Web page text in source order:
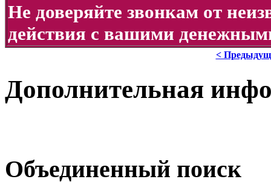
Не доверяйте звонкам от
действия с вашими
<
Дополнительная
Объединенный поиск